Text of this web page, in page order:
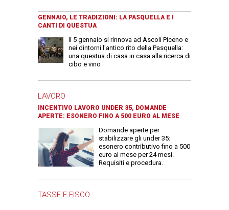
GENNAIO, LE TRADIZIONI: LA PASQUELLA E I
CANTI DI QUESTUA
Il 5 gennaio si rinnova ad Ascoli Piceno e
nei dintorni l'antico rito della Pasquella:
una questua di casa in casa alla ricerca di
cibo e vino
LAVORO
INCENTIVO LAVORO UNDER 35, DOMANDE
APERTE: ESONERO FINO A 500 EURO AL MESE
Domande aperte per
stabilizzare gli under 35:
esonero contributivo fino a 500
euro al mese per 24 mesi.
Requisiti e procedura.
TASSE E FISCO